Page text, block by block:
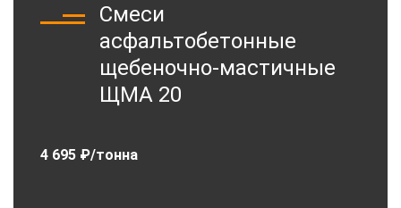
Смеси
асфальтобетонные
щебеночно-мастичные
ЩМА 20
4 695 ₽/тонна